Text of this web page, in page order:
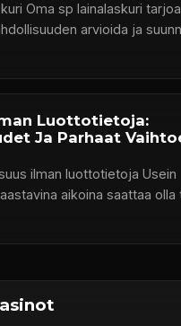
tarjoaa
arvioida ja
Luottotietoja:
Ja Parhaat
ilman luottotietoja Usein
aikoina saattaa olla